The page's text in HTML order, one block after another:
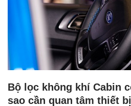
Bộ lọc không khí Cabin
sao cần quan tâm thiết